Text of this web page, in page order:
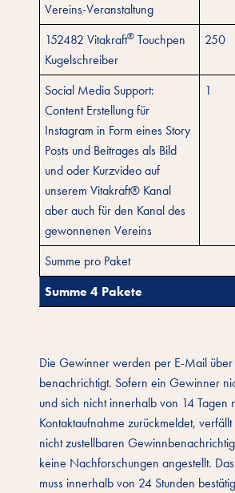
Vereins-Veranstaltung
152482 Vitakraft®Touchpen
Kugelschreiber
250
Social Media Support:
Content Erstellung für
Instagram in Form eines Story
Posts und Beitrages als Bild
und oder Kurzvideo auf
unserem Vitakraft® Kanal
aber auch für den Kanal des
gewonnenen Vereins
1
Summe pro Paket
Summe 4 Pakete
Die Gewinner werden per E-Mail
benachrichtigt. Sofern ein Gewinner
und sich nicht innerhalb von 14 Tagen
Kontaktaufnahme zurückmeldet,
nicht zustellbaren
keine Nachforschungen angestellt.
muss innerhalb von 24 Stunden